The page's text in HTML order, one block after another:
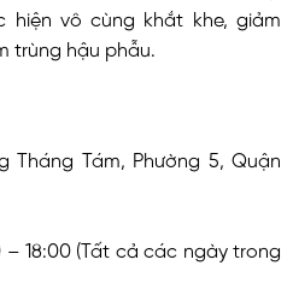
vô cùng khắt khe, giảm
trùng hậu phẫu.
Tháng Tám, Phường 5, Quận
– 18:00 (Tất cả các ngày trong